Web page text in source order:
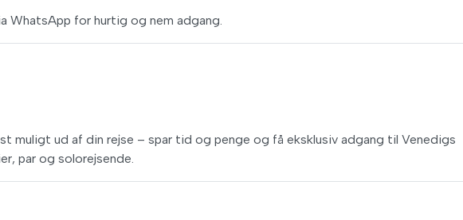
WhatsApp for hurtig og nem adgang.
muligt ud af din rejse – spar tid og penge og få eksklusiv adgang til Venedigs
par og solorejsende.